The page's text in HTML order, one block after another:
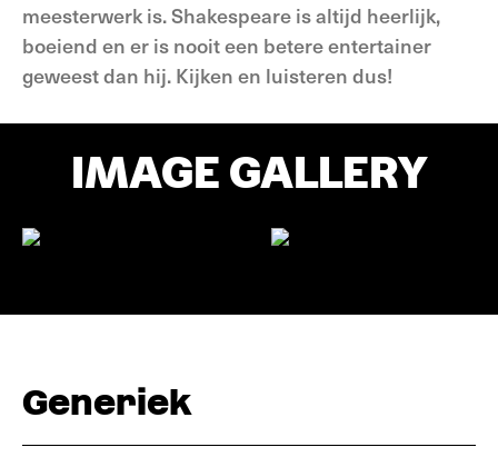
meesterwerk is. Shakespeare is altijd heerlijk,
boeiend en er is nooit een betere entertainer
geweest dan hij. Kijken en luisteren dus!
IMAGE GALLERY
Generiek